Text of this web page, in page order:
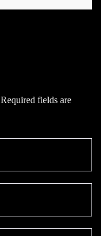
Required fields are